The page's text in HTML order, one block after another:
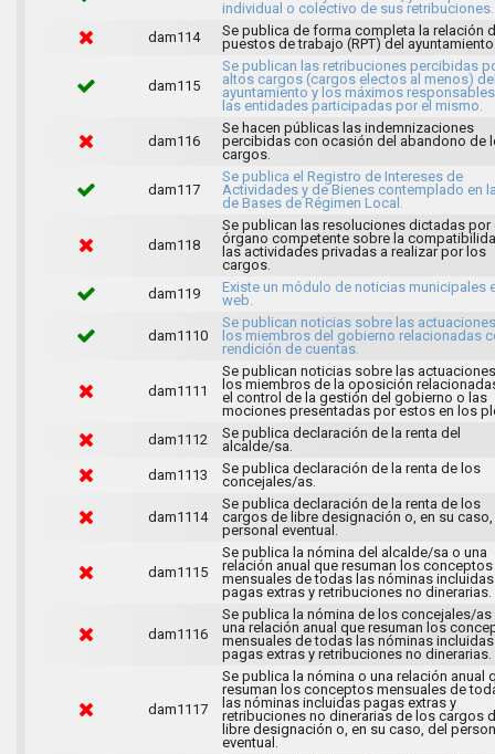
individual o colectivo de sus retribuciones.
dam114
Se publica de forma completa la relación
puestos de trabajo (RPT) del
dam115
Se publican las retribuciones percibidas
altos cargos (cargos electos al menos)
ayuntamiento y los máximos
las entidades participadas por el mismo.
dam116
Se hacen públicas las indemnizaciones
percibidas con ocasión del abandono de
cargos.
dam117
Se publica el Registro de Intereses de
Actividades y de Bienes contemplado en
de Bases de Régimen Local.
dam118
Se publican las resoluciones dictadas por
órgano competente sobre la
las actividades privadas a realizar por los
cargos.
dam119
Existe un módulo de noticias municipales
web.
dam1110
Se publican noticias sobre las
los miembros del gobierno relacionadas
rendición de cuentas.
dam1111
Se publican noticias sobre las
los miembros de la oposición
el control de la gestión del gobierno o las
mociones presentadas por estos en los
dam1112
Se publica declaración de la renta del
alcalde/sa.
dam1113
Se publica declaración de la renta de los
concejales/as.
dam1114
Se publica declaración de la renta de los
cargos de libre designación o, en su
personal eventual.
dam1115
Se publica la nómina del alcalde/sa o una
relación anual que resuman los conceptos
mensuales de todas las nóminas incluidas
pagas extras y retribuciones no dinerarias.
dam1116
Se publica la nómina de los concejales/as
una relación anual que resuman los
mensuales de todas las nóminas incluidas
pagas extras y retribuciones no dinerarias.
dam1117
Se publica la nómina o una relación anual
resuman los conceptos mensuales de
las nóminas incluidas pagas extras y
retribuciones no dinerarias de los cargos
libre designación o, en su caso, del
eventual.